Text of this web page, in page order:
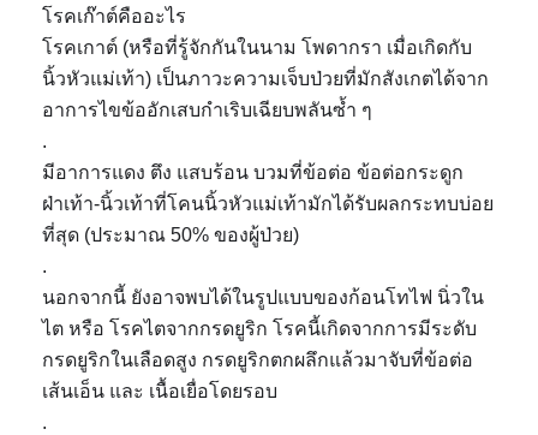
โรคเก๊าต์คืออะไร
โรคเกาต์ (หรือที่รู้จักกันในนาม โพดากรา เมื่อเกิดกับ
นิ้วหัวแม่เท้า) เป็นภาวะความเจ็บป่วยที่มักสังเกตได้จาก
อาการไขข้ออักเสบกำเริบเฉียบพลันซ้ำ ๆ
.
มีอาการแดง ตึง แสบร้อน บวมที่ข้อต่อ ข้อต่อกระดูก
ฝ่าเท้า-นิ้วเท้าที่โคนนิ้วหัวแม่เท้ามักได้รับผลกระทบบ่อย
ที่สุด (ประมาณ 50% ของผู้ป่วย)
.
นอกจากนี้ ยังอาจพบได้ในรูปแบบของก้อนโทไฟ นิ่วใน
ไต หรือ โรคไตจากกรดยูริก โรคนี้เกิดจากการมีระดับ
กรดยูริกในเลือดสูง กรดยูริกตกผลึกแล้วมาจับที่ข้อต่อ
เส้นเอ็น และ เนื้อเยื่อโดยรอบ
.